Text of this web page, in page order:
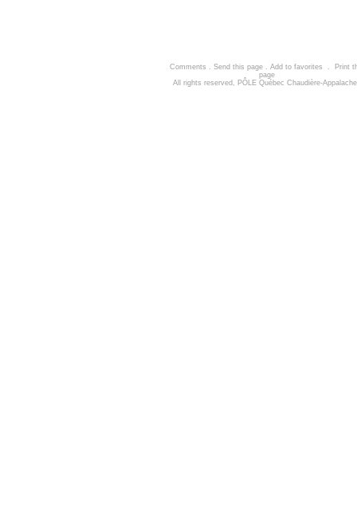
Comments . Send this page. Add to favorites .
Print
page
All rights reserved, PÔLE Québec Chaudière-